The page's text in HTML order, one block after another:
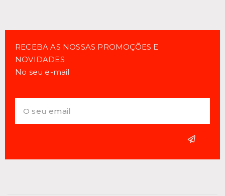
RECEBA AS NOSSAS PROMOÇÕES E
NOVIDADES
No seu e-mail